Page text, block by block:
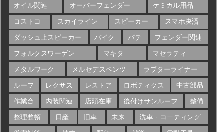
オイル関連
オーバーフェンダー
ケミカル用品
コストコ
スカイライン スピーカー
スマホ決済
ダッシュ上スピーカー
バイク パテ
フェンダー関連
フォルクスワーゲン
マキタ
マセラティ
メタルワーク
メルセデスベンツ
ラプターライナー
ルーフ
レクサス レストア ロボティクス
中古部品
作業台
内装関連 店頭在庫 後付けサンルーフ
整備
整理整頓
日産 旧車 未来
洗車・コーティング